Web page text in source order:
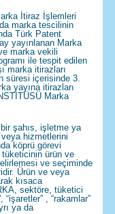
İtiraz İşlemleri
marka tescilinin
Türk Patent
yayınlanan Marka
marka vekili
ile tespit edilen
marka itirazları
süresi içerisinde 3.
yayına itirazları
Marka
şahıs, işletme ya
hizmetlerini
köprü görevi
ürün ve
ve seçiminde
Ürün ve veya
kısaca
sektöre, tüketici
, “rakamlar”
ya da